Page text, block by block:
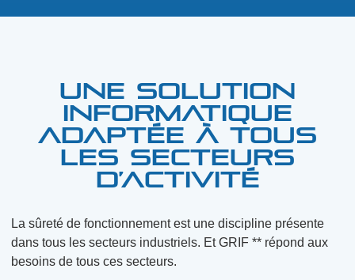
Une solution
informatique
adaptée à tous
les secteurs
d’activité
La sûreté de fonctionnement est une discipline présente
dans tous les secteurs industriels. Et GRIF ** répond aux
besoins de tous ces secteurs.